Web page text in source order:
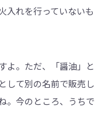
入れを行っていないも
よ。ただ、「醤油」と
して別の名前で販売し
。今のところ、うちで